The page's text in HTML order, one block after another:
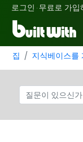
로그인 · 무료로 가입
집 지식베이스를